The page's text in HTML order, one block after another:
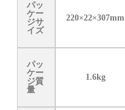
パッ
ケー
ジサ
イズ
220×22×307mm
パッ
ケー
ジ質
量
1.6kg